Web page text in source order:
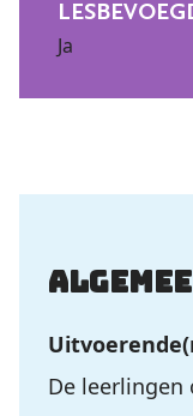
Ja
De